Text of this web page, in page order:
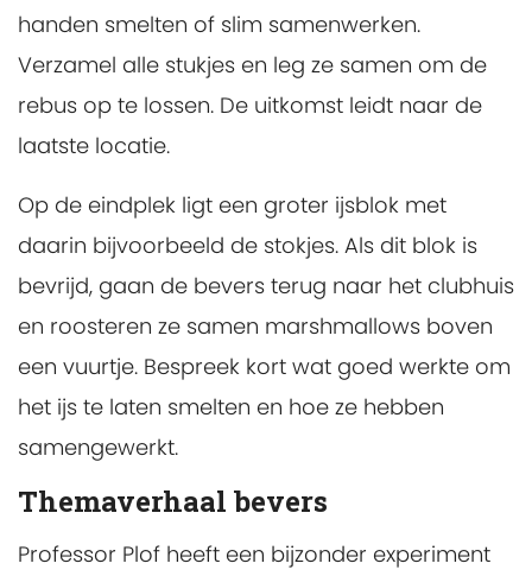
handen smelten of slim samenwerken.
Verzamel alle stukjes en leg ze samen om de
rebus op te lossen. De uitkomst leidt naar de
laatste locatie.
Op de eindplek ligt een groter ijsblok met
daarin bijvoorbeeld de stokjes. Als dit blok is
bevrijd, gaan de bevers terug naar het clubhuis
en roosteren ze samen marshmallows boven
een vuurtje. Bespreek kort wat goed werkte om
het ijs te laten smelten en hoe ze hebben
samengewerkt.
Themaverhaal bevers
Professor Plof heeft een bijzonder experiment